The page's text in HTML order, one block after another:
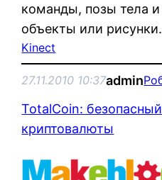
команды, позы тела
объекты или рисунки.
Kinect
27.11.2010 10:37admin
TotalCoin:
криптовалюты